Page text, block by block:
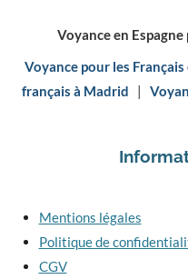
Voyance en
Voyance pour les
français à Madrid
|
Mentions légales
Politique de
CGV